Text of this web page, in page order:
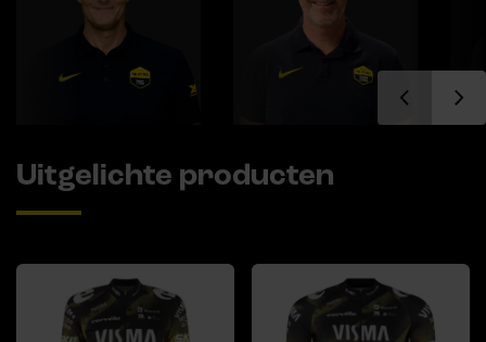
Uitgelichte producten